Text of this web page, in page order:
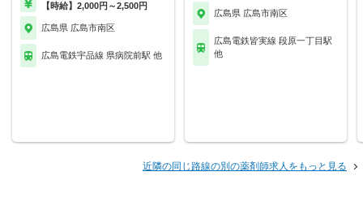
【時給】2,000円～2,500円
広島県 広島市南区
広島電鉄宇品線 県病院前駅 他
広島県 広島市南区
広島電鉄皆実線 段原一丁目駅
他
近隣の同じ路線の別の薬剤師求人をもっと見る